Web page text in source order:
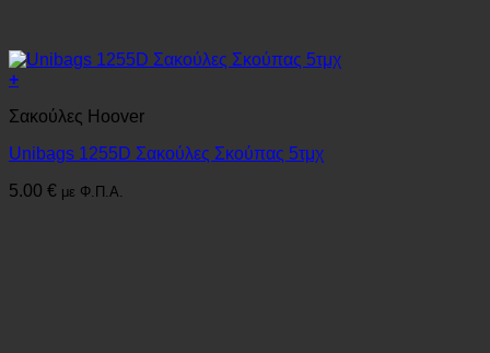
+
Σακούλες Hoover
Unibags 1255D Σακούλες Σκούπας 5τμχ
5.00 € με Φ.Π.Α.